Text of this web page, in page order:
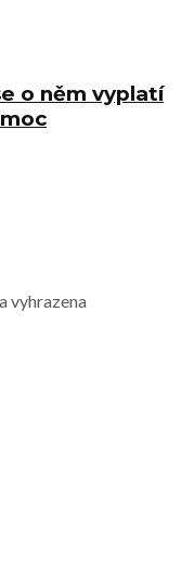
o něm vyplatí
vyhrazena